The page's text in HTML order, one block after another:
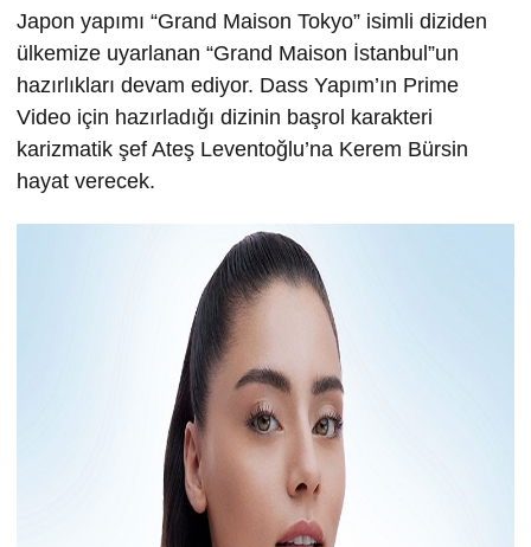
Japon yapımı “Grand Maison Tokyo” isimli diziden
ülkemize uyarlanan “Grand Maison İstanbul”un
hazırlıkları devam ediyor. Dass Yapım’ın Prime
Video için hazırladığı dizinin başrol karakteri
karizmatik şef Ateş Leventoğlu’na Kerem Bürsin
hayat verecek.